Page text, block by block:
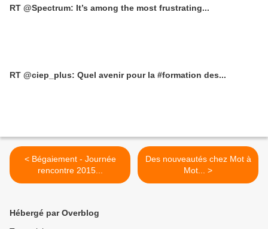
RT @Spectrum: It’s among the most frustrating...
RT @ciep_plus: Quel avenir pour la #formation des...
< Bégaiement - Journée
rencontre 2015...
Des nouveautés chez Mot à
Mot... >
Hébergé par Overblog